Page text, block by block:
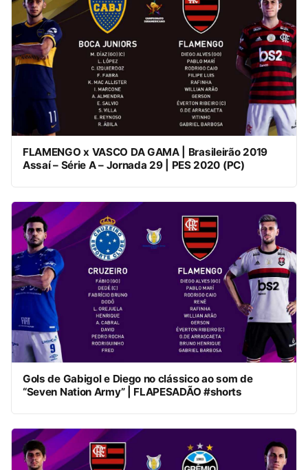
FLAMENGO x VASCO DA GAMA | Brasileirão 2019
Assaí – Série A – Jornada 29 | PES 2020 (PC)
Gols de Gabigol e Diego no clássico ao som de
“Seven Nation Army” | FLAPESADÃO #shorts